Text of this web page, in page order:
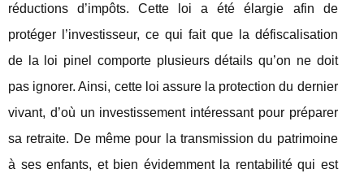
réductions d’impôts. Cette loi a été élargie afin de
protéger l’investisseur, ce qui fait que la défiscalisation
de la loi pinel comporte plusieurs détails qu’on ne doit
pas ignorer. Ainsi, cette loi assure la protection du dernier
vivant, d’où un investissement intéressant pour préparer
sa retraite. De même pour la transmission du patrimoine
à ses enfants, et bien évidemment la rentabilité qui est